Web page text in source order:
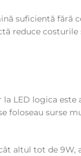
suficientă fără
reduce costurile
LED logica este
foloseau surse
altul tot de 9W,